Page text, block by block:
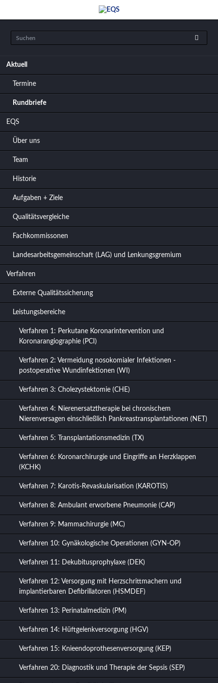
Navigation
Aktuell
Termine
Rundbriefe
EQS
Über uns
Team
Historie
Aufgaben + Ziele
Qualitätsvergleiche
Fachkommissonen
Landesarbeitsgemeinschaft (LAG) und Lenkungsgremium
Verfahren
Externe Qualitätssicherung
Leistungsbereiche
Verfahren 1: Perkutane Koronarintervention und
Koronarangiographie (PCI)
Verfahren 2: Vermeidung nosokomialer Infektionen -
postoperative Wundinfektionen (WI)
Verfahren 3: Cholezystektomie (CHE)
Verfahren 4: Nierenersatztherapie bei chronischem
Nierenversagen einschließlich Pankreastransplantationen (NET)
Verfahren 5: Transplantationsmedizin (TX)
Verfahren 6: Koronarchirurgie und Eingriffe an Herzklappen
(KCHK)
Verfahren 7: Karotis-Revaskularisation (KAROTIS)
Verfahren 8: Ambulant erworbene Pneumonie (CAP)
Verfahren 9: Mammachirurgie (MC)
Verfahren 10: Gynäkologische Operationen (GYN-OP)
Verfahren 11: Dekubitusprophylaxe (DEK)
Verfahren 12: Versorgung mit Herzschrittmachern und
implantierbaren Defibrillatoren (HSMDEF)
Verfahren 13: Perinatalmedizin (PM)
Verfahren 14: Hüftgelenkversorgung (HGV)
Verfahren 15: Knieendoprothesenversorgung (KEP)
Verfahren 20: Diagnostik und Therapie der Sepsis (SEP)